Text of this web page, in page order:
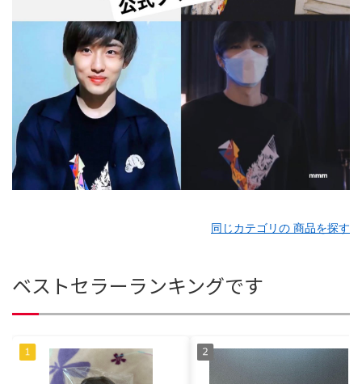
同じカテゴリの 商品を探す
ベストセラーランキングです